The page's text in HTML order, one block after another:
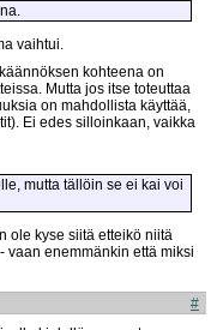
vaihtui.
kohteena on
Mutta jos itse toteuttaa
on mahdollista käyttää,
Ei edes silloinkaan, vaikka
mutta tällöin se ei kai voi
ole kyse siitä etteikö niitä
vaan enemmänkin että miksi
#